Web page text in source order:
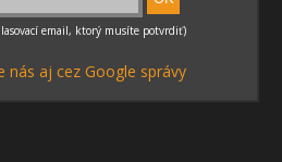
nás aj cez Google správy